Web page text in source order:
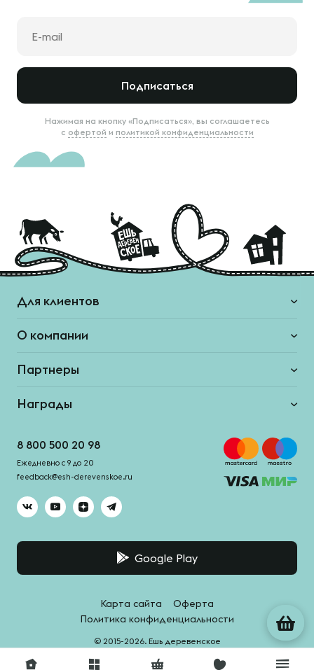
Подписаться
Нажимая на кнопку «Подписаться», вы соглашаетесь
с офертой и политикой конфиденциальности
Для клиентов
О компании
Партнеры
Награды
8 800 500 20 98
Ежедневно с 9 до 20
feedback@esh-derevenskoe.ru
Google Play
© 2015-2026. Ешь деревенское
Карта сайта
Оферта
Политика конфиденциальности
Система качества - HACCPro